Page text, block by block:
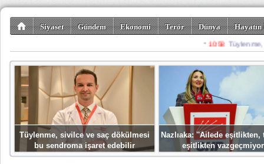
Siyaset Gündem Ekonomi Terör Dünya
Spor Misafir
Tüylenme, sivilce ve saç dökülmesi
bu sendroma işaret edebilir
Nazlıaka: ''Ailede eşitlikten,
eşitlikten